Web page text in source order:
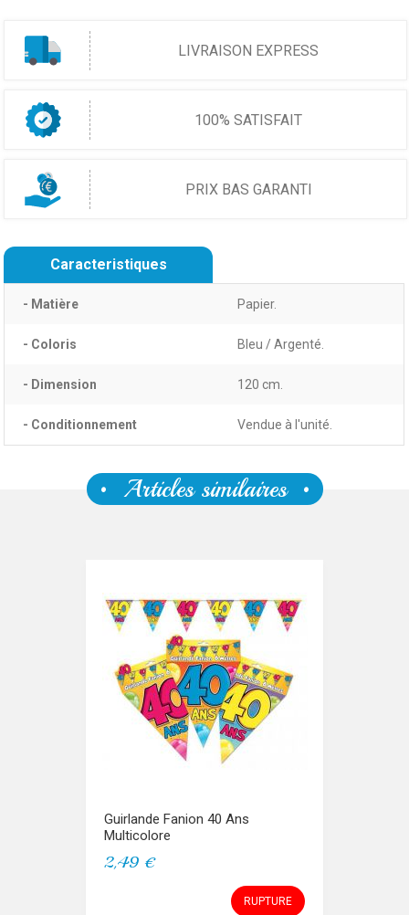
LIVRAISON EXPRESS
100% SATISFAIT
PRIX BAS GARANTI
Caracteristiques
- Matière Papier.
- Coloris Bleu / Argenté.
- Dimension 120 cm.
- Conditionnement Vendue à l'unité.
Articles similaires
Guirlande Fanion 40 Ans
Multicolore
2,49 €
RUPTURE